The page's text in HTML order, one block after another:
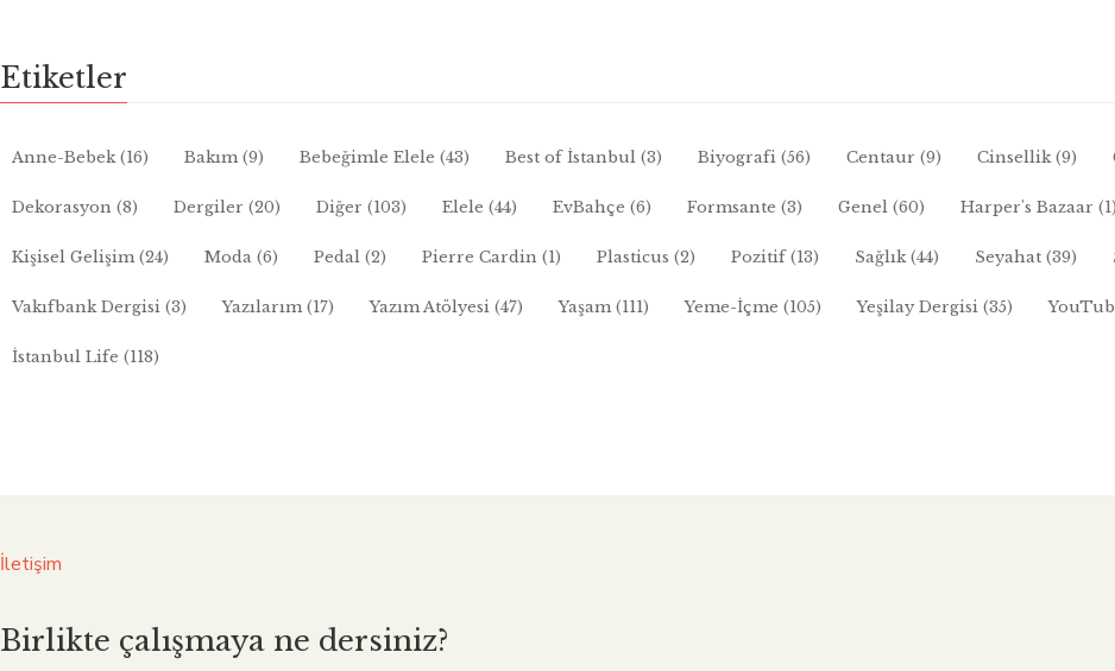
Etiketler
Anne-Bebek(16) Bakım(9) Bebeğimle Elele (43) Best of İstanbul (3) Biyografi (56) Centaur (9) Cinsellik(9)
Dekorasyon (8) Dergiler (20) Diğer (103) Elele (44) EvBahçe (6) Formsante (3) Genel (60) Harper's Bazaar (1)
Kişisel Gelişim(24) Moda (6) Pedal (2) Pierre Cardin (1) Plasticus (2) Pozitif(13) Sağlık(44) Seyahat (39)
Vakıfbank Dergisi (3) Yazılarım(17) Yazım Atölyesi (47) Yaşam(111) Yeme-İçme (105) Yeşilay Dergisi (35)
İstanbul Life (118)
İletişim
Birlikte çalışmaya ne dersiniz?